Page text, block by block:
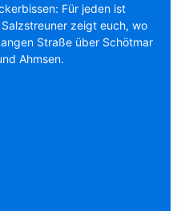
Für jeden ist
zeigt euch, wo
Straße über Schötmar
Ahmsen.